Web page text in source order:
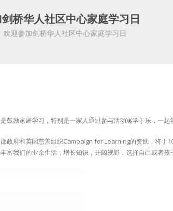
桥华人社区中心家庭学习日
欢迎参加剑桥华人社区中心家庭学习日
励家庭学习，特别是一家人通过参与活动寓学于乐，一起
政府和英国慈善组织Campaign for Learning的赞助，将于
我们的业余生活，增长知识，开阔视野，选择自己或者孩